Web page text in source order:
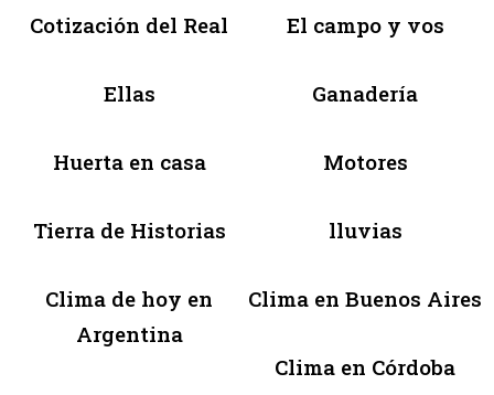
Cotización del Real El campo y vos
Ellas Ganadería
Huerta en casa Motores
Tierra de Historias lluvias
Clima de hoy en
Argentina
Clima en Buenos Aires
Clima en Córdoba